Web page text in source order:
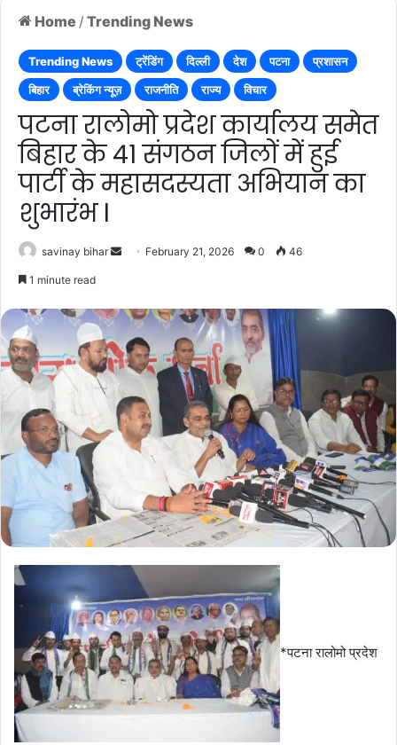
Home / Trending News
Trending News ट्रेंडिंग दिल्ली देश पटना
प्रशासन
बिहार
ब्रेकिंग न्यूज़ राजनीति राज्य विचार
पटना रालोमो प्रदेश कार्यालय समेत
बिहार के 41 संगठन जिलों में हुई
पार्टी के महासदस्यता अभियान का
शुभारंभ l
savinay bihar
SendFebruary 21, 2026 0 46
1 minute read
*पटना रालोमो प्रदेश